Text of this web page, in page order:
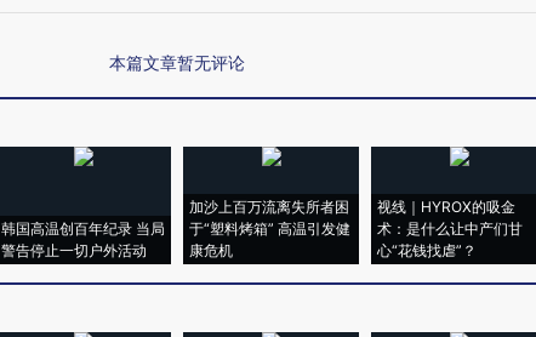
本篇文章暂无评论
韩国高温创百年纪录 当局
警告停止一切户外活动
加沙上百万流离失所者困
于“塑料烤箱” 高温引发健
康危机
视线｜HYROX的吸金
术：是什么让中产们甘
心“花钱找虐”？